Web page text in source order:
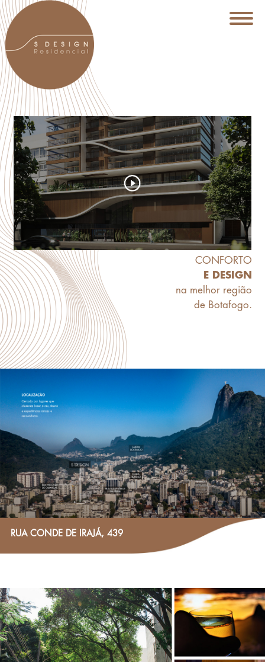
CONFORTO
E DESIGN
na melhor região
de Botafogo.
RUA CONDE DE IRAJÁ, 439